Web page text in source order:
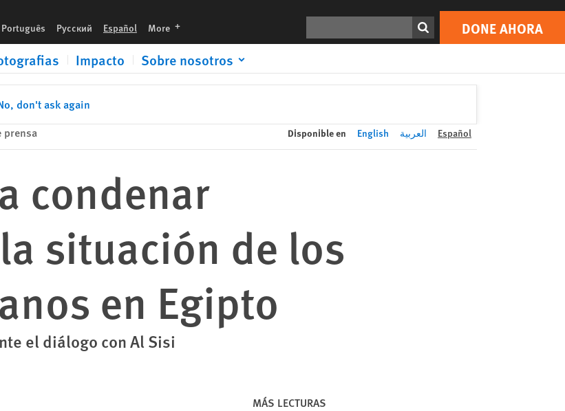
Português Русский Español More languages DONE AHORA
Impacto Sobre nosotros
don't ask again
Print DONE AHORA
prensa Disponible en English العربية Español
condenar
situación de los
en Egipto
el diálogo con Al Sisi
MÁS LECTURAS